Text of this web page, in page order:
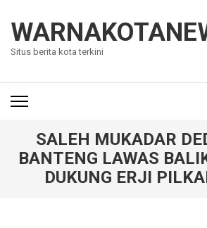
konten
(Tekan
Situs berita kota terkini
SALEH MUKADAR
BANTENG LAWAS
DUKUNG ERJI